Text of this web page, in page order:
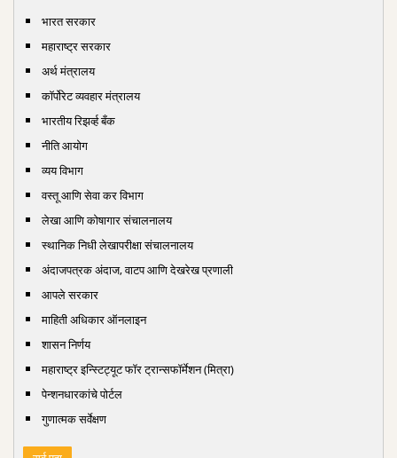
भारत सरकार
महाराष्ट्र सरकार
अर्थ मंत्रालय
कॉर्पोरेट व्यवहार मंत्रालय
भारतीय रिझर्व्ह बँक
नीति आयोग
व्यय विभाग
वस्तू आणि सेवा कर विभाग
लेखा आणि कोषागार संचालनालय
स्थानिक निधी लेखापरीक्षा संचालनालय
अंदाजपत्रक अंदाज, वाटप आणि देखरेख प्रणाली
आपले सरकार
माहिती अधिकार ऑनलाइन
शासन निर्णय
महाराष्ट्र इन्स्टिट्यूट फॉर ट्रान्सफॉर्मेशन (मित्रा)
पेन्शनधारकांचे पोर्टल
गुणात्मक सर्वेक्षण